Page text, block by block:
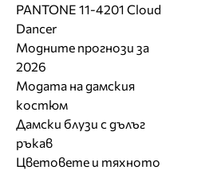
PANTONE 11-4201 Cloud
Dancer
Модните прогнози за
2026
Модата на дамския
костюм
Дамски блузи с дълъг
ръкав
Цветовете и тяхното